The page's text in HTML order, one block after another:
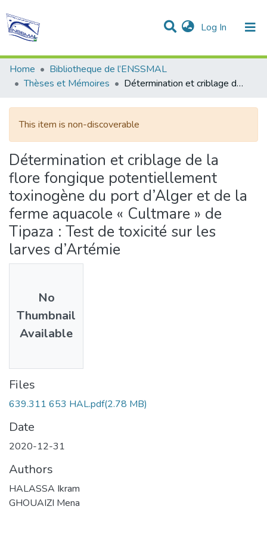
Log In (current)
Communities & Collections
Statistics
All of DSpace
Home
Bibliotheque de l’ENSSMAL
Thèses et Mémoires
Détermination et criblage de la flore fongique potentiellement toxinogène du port d’Alger et de la ferme aquacole « Cultmare » de Tipaza : Test de toxicité sur les larves d’Artémie
This item is non-discoverable
Détermination et criblage de la
flore fongique potentiellement
toxinogène du port d’Alger et de la
ferme aquacole « Cultmare » de
Tipaza : Test de toxicité sur les
larves d’Artémie
No
Thumbnail
Available
Files
639.311 653 HAL.pdf(2.78 MB)
Date
2020-12-31
Authors
HALASSA Ikram
GHOUAIZI Mena